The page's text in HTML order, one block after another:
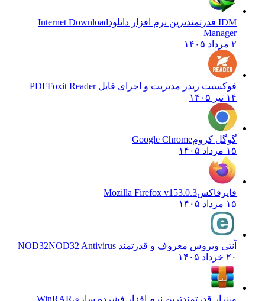
IDM قدرتمندترین نرم افزار دانلود
Internet Download
Manager
۲ مرداد ۱۴۰۵
فوکسیت ریدر مدیریت و اجرای فایل PDFFoxit Reader
۱۴ تیر ۱۴۰۵
گوگل کرومGoogle Chrome
۱۵ مرداد ۱۴۰۵
فایرفاکسMozilla Firefox v153.0.3
۱۵ مرداد ۱۴۰۵
آنتی ویروس معروف و قدرتمند NOD32 NOD32 Antivirus
۲۰ خرداد ۱۴۰۵